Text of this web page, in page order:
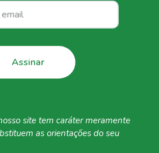
site tem carátermeramente
as orientações do seu